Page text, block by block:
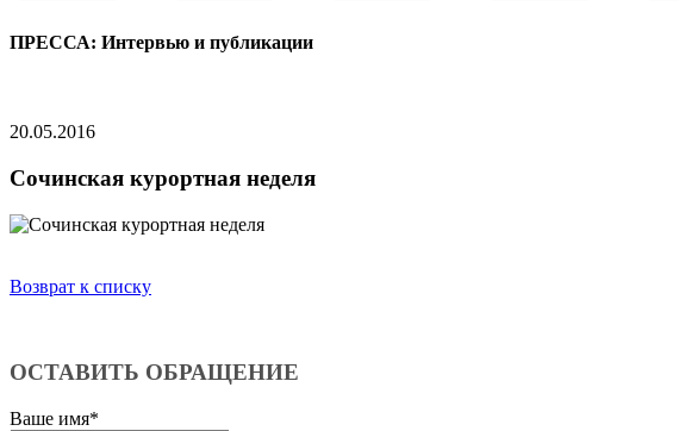
ПРЕССА: Интервью и публикации
20.05.2016
Сочинская курортная неделя
Возврат к списку
ОСТАВИТЬ ОБРАЩЕНИЕ
Ваше имя*